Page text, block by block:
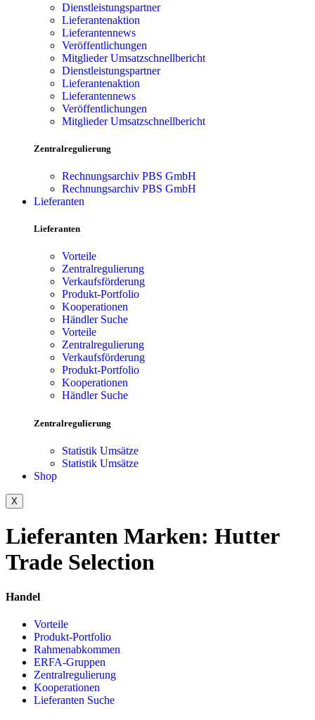
Dienstleistungspartner
Lieferantenaktion
Lieferantennews
Veröffentlichungen
Mitglieder Umsatzschnellbericht
Dienstleistungspartner
Lieferantenaktion
Lieferantennews
Veröffentlichungen
Mitglieder Umsatzschnellbericht
Zentralregulierung
Rechnungsarchiv PBS GmbH
Rechnungsarchiv PBS GmbH
Lieferanten
Lieferanten
Vorteile
Zentralregulierung
Verkaufsförderung
Produkt-Portfolio
Kooperationen
Händler Suche
Vorteile
Zentralregulierung
Verkaufsförderung
Produkt-Portfolio
Kooperationen
Händler Suche
Zentralregulierung
Statistik Umsätze
Statistik Umsätze
Shop
X
Lieferanten Marken: Hutter
Trade Selection
Handel
Vorteile
Produkt-Portfolio
Rahmenabkommen
ERFA-Gruppen
Zentralregulierung
Kooperationen
Lieferanten Suche